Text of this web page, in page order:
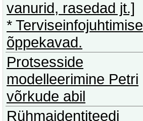
vanurid, rasedad jt.]
* Terviseinfojuhtimise
õppekavad.
Protsesside
modelleerimine Petri
võrkude abil
Rühmaidentiteedi